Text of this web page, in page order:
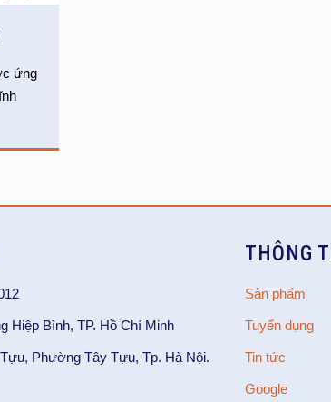
ứng
Hiệp Bình, TP. Hồ Chí Minh
Phường Tây Tựu, Tp. Hà Nội.
THÔNG
Sản phẩm
Tuyển dụng
Tin tức
Google